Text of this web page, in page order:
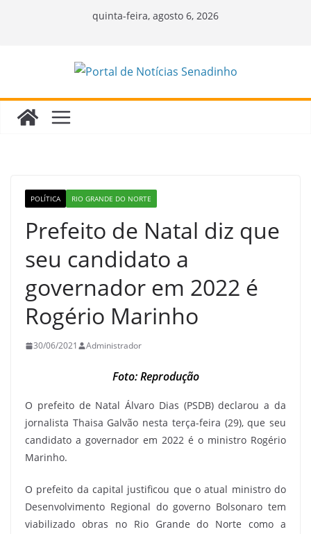
quinta-feira, agosto 6, 2026
POLÍTICA RIO GRANDE DO NORTE
Prefeito de Natal diz que
seu candidato a
governador em 2022 é
Rogério Marinho
30/06/2021 Administrador
Foto: Reprodução
O prefeito de Natal Álvaro Dias (PSDB) declarou a da
jornalista Thaisa Galvão nesta terça-feira (29), que seu
candidato a governador em 2022 é o ministro Rogério
Marinho.
O prefeito da capital justificou que o atual ministro do
Desenvolvimento Regional do governo Bolsonaro tem
viabilizado obras no Rio Grande do Norte como a